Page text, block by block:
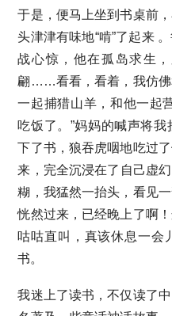
于是，便马上坐到书桌前
头津津有味地“啃”了起来
战心惊，他在孤岛求生
翩……看看，看着，我仿佛
一起捕猎山羊，和他一起
吃饭了。”妈妈的喊声将
下了书，狼吞虎咽地吃过
来，完全沉浸在了自己虚
糊，我猛然一抬头，看见
恍然过来，已经晚上了啊
咕咕直叫，真该休息一会
书。
我迷上了读书，不仅读了